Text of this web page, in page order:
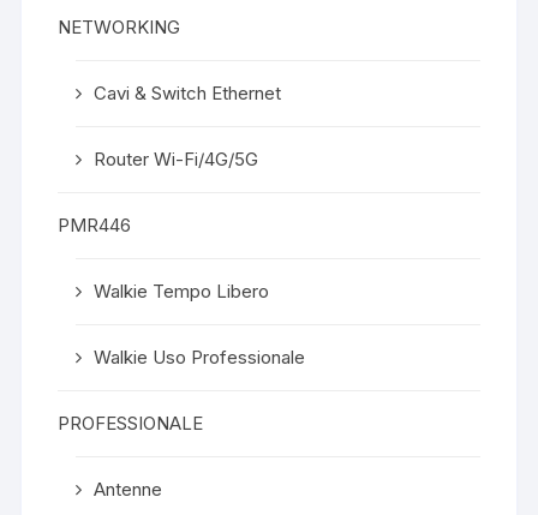
NETWORKING
Cavi & Switch Ethernet
Router Wi-Fi/4G/5G
PMR446
Walkie Tempo Libero
Walkie Uso Professionale
PROFESSIONALE
Antenne